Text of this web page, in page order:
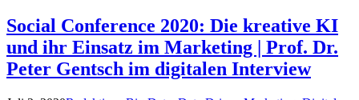
Social Conference 2020: Die kreative KI
und ihr Einsatz im Marketing | Prof. Dr.
Peter Gentsch im digitalen Interview